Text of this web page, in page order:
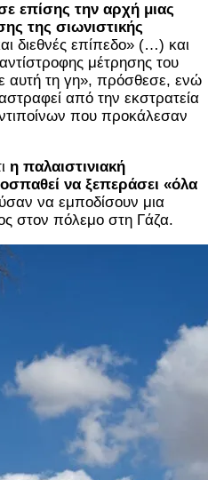
επίσης την αρχή μιας
της σιωνιστικής
διεθνές επίπεδο» (…) και
μέτρησης του
αυτή τη γη», πρόσθεσε, ενώ
από την εκστρατεία
που προκάλεσαν
η παλαιστινιακή
να ξεπεράσει «όλα
να εμποδίσουν μια
στον πόλεμο στη Γάζα.